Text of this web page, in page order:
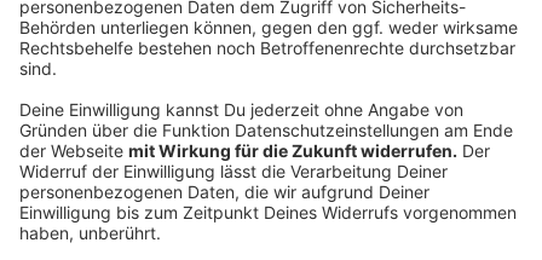
Installation schon manipuliert werden.
Anzeige
Alternative zum digitalen Stromzähler
Anzeige